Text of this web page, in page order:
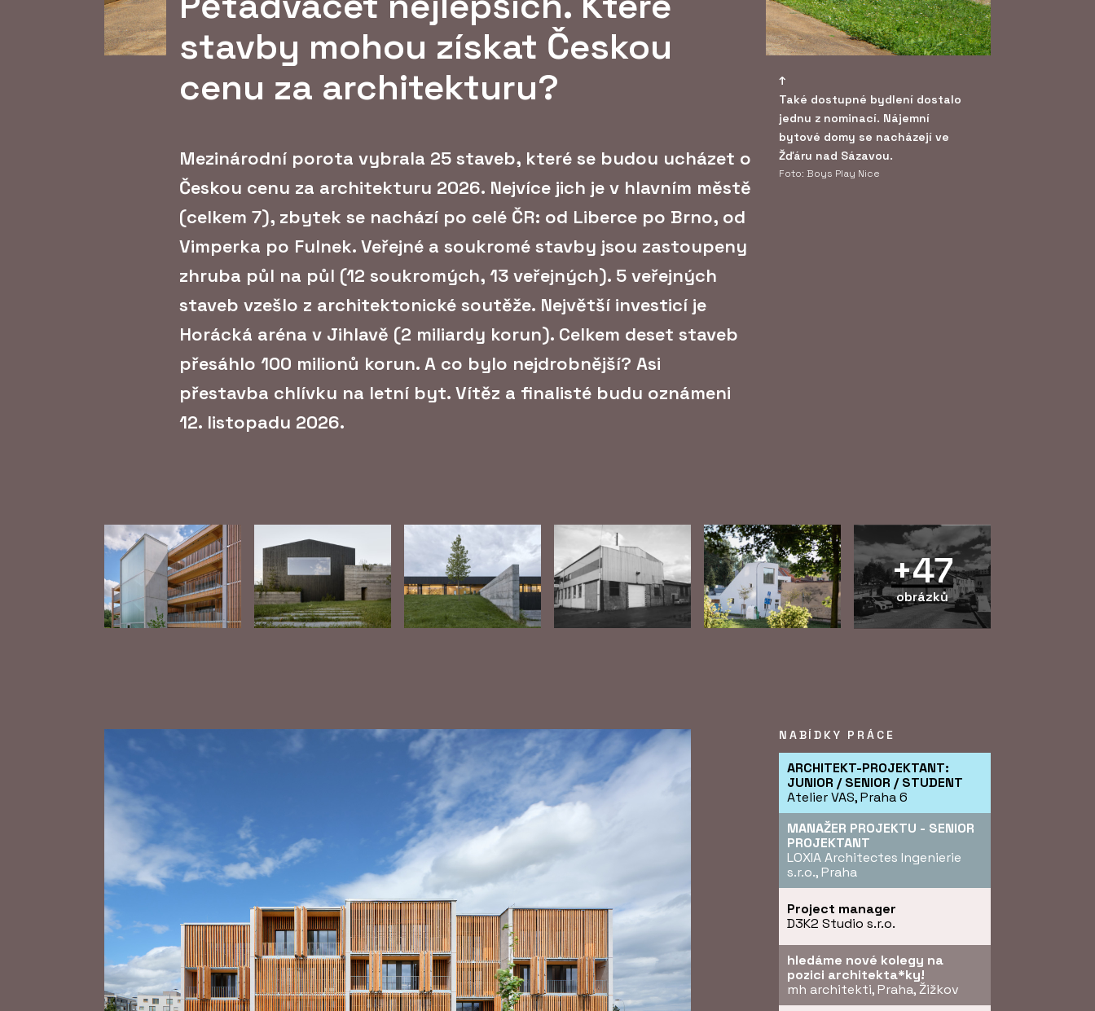
Také dostupné bydlení dostalo
jednu z nominací. Nájemní
bytové domy se nacházejí ve
Žďáru nad Sázavou.
Foto: Boys Play Nice
stavby mohou získat Českou
cenu za architekturu?
Mezinárodní porota vybrala 25 staveb, které se budou ucházet o
Českou cenu za architekturu 2026. Nejvíce jich je v hlavním městě
(celkem 7), zbytek se nachází po celé ČR: od Liberce po Brno, od
Vimperka po Fulnek. Veřejné a soukromé stavby jsou zastoupeny
zhruba půl na půl (12 soukromých, 13 veřejných). 5 veřejných
staveb vzešlo z architektonické soutěže. Největší investicí je
Horácká aréna v Jihlavě (2 miliardy korun). Celkem deset staveb
přesáhlo 100 milionů korun. A co bylo nejdrobnější? Asi
přestavba chlívku na letní byt. Vítěz a finalisté budu oznámeni
12. listopadu 2026.
+47
obrázků
NABÍDKY PRÁCE
ARCHITEKT-PROJEKTANT:
JUNIOR / SENIOR / STUDENT
Atelier VAS, Praha 6
MANAŽER PROJEKTU - SENIOR
PROJEKTANT
LOXIA Architectes Ingenierie
s.r.o., Praha
Project manager
D3K2 Studio s.r.o.
hledáme nové kolegy na
pozici architekta*ky!
mh architekti, Praha, Žižkov